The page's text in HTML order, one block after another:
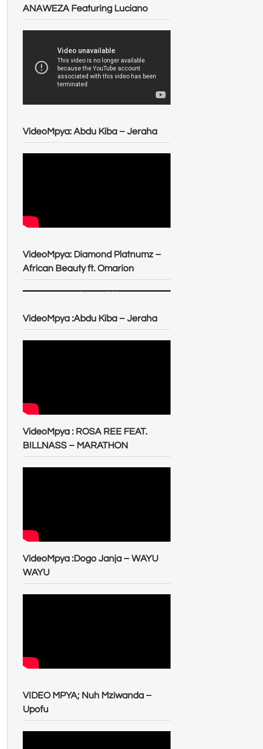
ANAWEZA Featuring Luciano
VideoMpya: Abdu Kiba – Jeraha
VideoMpya: Diamond Platnumz –
African Beauty ft. Omarion
VideoMpya :Abdu Kiba – Jeraha
VideoMpya : ROSA REE FEAT.
BILLNASS – MARATHON
VideoMpya :Dogo Janja – WAYU
WAYU
VIDEO MPYA; Nuh Mziwanda –
Upofu